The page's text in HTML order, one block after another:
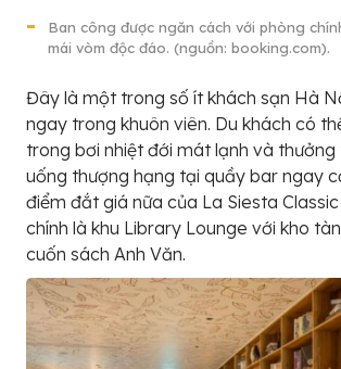
Ban công được ngăn cách với phòng
mái vòm độc đáo. (nguồn: booking.com).
Đây là một trong số ít khách sạn Hà
ngay trong khuôn viên. Du khách có
trong bơi nhiệt đới mát lạnh và thưởng
uống thượng hạng tại quầy bar ngay
điểm đắt giá nữa của La Siesta
chính là khu Library Lounge với kho
cuốn sách Anh Văn.